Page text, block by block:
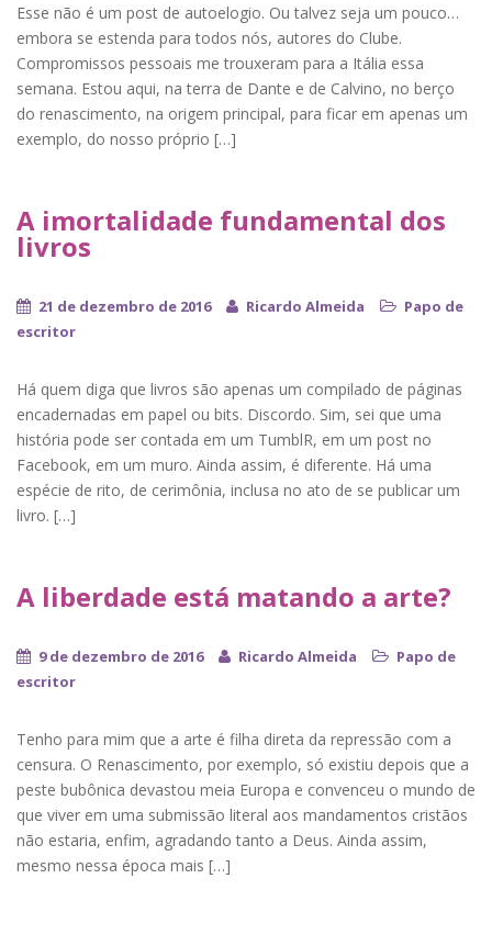
Esse não é um post de autoelogio. Ou talvez seja um pouco…
embora se estenda para todos nós, autores do Clube.
Compromissos pessoais me trouxeram para a Itália essa
semana. Estou aqui, na terra de Dante e de Calvino, no berço
do renascimento, na origem principal, para ficar em apenas um
exemplo, do nosso próprio […]
A imortalidade fundamental dos
livros
21 de dezembro de 2016 Ricardo Almeida
Papo de
escritor
Há quem diga que livros são apenas um compilado de páginas
encadernadas em papel ou bits. Discordo. Sim, sei que uma
história pode ser contada em um TumblR, em um post no
Facebook, em um muro. Ainda assim, é diferente. Há uma
espécie de rito, de cerimônia, inclusa no ato de se publicar um
livro. […]
A liberdade está matando a arte?
9 de dezembro de 2016 Ricardo Almeida
Papo de
escritor
Tenho para mim que a arte é filha direta da repressão com a
censura. O Renascimento, por exemplo, só existiu depois que a
peste bubônica devastou meia Europa e convenceu o mundo de
que viver em uma submissão literal aos mandamentos cristãos
não estaria, enfim, agradando tanto a Deus. Ainda assim,
mesmo nessa época mais […]